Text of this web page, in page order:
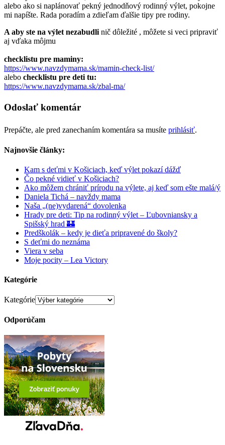
alebo ako si naplánovať pekný jednodňový rodinný výlet, pokojne
mi napíšte. Rada poradím a zdieľam ďalšie tipy pre rodiny.
A aby ste na výlet nezabudli nič dôležité , môžete si veci pripraviť
aj vďaka môjmu
checklistu pre maminy:
https://www.navzdymama.sk/mamin-check-list/
alebo checklistu pre deti tu:
https://www.navzdymama.sk/zbal-ma/
Odoslať komentár
Prepáčte, ale pred zanechaním komentára sa musíte prihlásiť.
Najnovšie články:
Kam s deťmi v Košiciach, keď výlet pokazí dážď
Čo pekné vidieť v Košiciach?
Ako môžem chrániť prírodu na výlete, aj keď som ešte malá/ý
Daniela Tichá – navždy mama
Naša „(ne)vydarená“ dovolenka
Hrady pre deti: Tip na rodinný výlet – Ľubovniansky a
Spišský hrad 🏰
Predškolák – kedy je dieťa pripravené do školy?
S deťmi do neznáma
Viera v seba
Moje pocity – Lea Victory
Kategórie
Kategórie
Odporúčam